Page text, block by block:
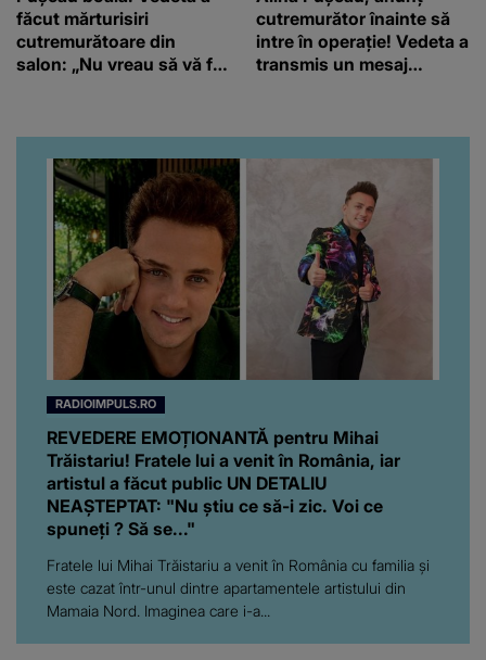
făcut mărturisiri
cutremurătoare din
salon: „Nu vreau să vă fie
cutremurător înainte să
intre în operație! Vedeta a
transmis un mesaj
RADIOIMPULS.RO
REVEDERE EMOȚIONANTĂ pentru Mihai
Trăistariu! Fratele lui a venit în România, iar
artistul a făcut public UN DETALIU
NEAȘTEPTAT: "Nu știu ce să-i zic. Voi ce
spuneți ? Să se..."
Fratele lui Mihai Trăistariu a venit în România cu familia și
este cazat într-unul dintre apartamentele artistului din
Mamaia Nord. Imaginea care i-a...